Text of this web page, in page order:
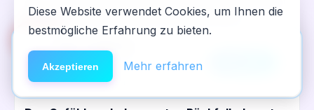
all die Artikel, die ich früher als Journalist über
Gesundheit...
Von dritteReihe
🆘Hilfe
NeelixberliN auf dem Homescreen —
wie eine echte App.
Diese Website verwendet Cookies, um Ihnen die
bestmögliche Erfahrung zu bieten.
Akzeptieren Mehr erfahren